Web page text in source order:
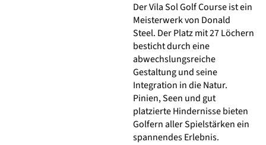
Der Vila Sol Golf Course ist ein
Meisterwerk von Donald
Steel. Der Platz mit 27 Löchern
besticht durch eine
abwechslungsreiche
Gestaltung und seine
Integration in die Natur.
Pinien, Seen und gut
platzierte Hindernisse bieten
Golfern aller Spielstärken ein
spannendes Erlebnis.